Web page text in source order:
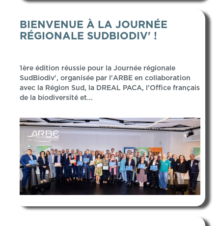
BIENVENUE À LA JOURNÉE
RÉGIONALE SUDBIODIV' !
1ère édition réussie pour la Journée régionale
SudBiodiv', organisée par l'ARBE en collaboration
avec la Région Sud, la DREAL PACA, l’Office français
de la biodiversité et...